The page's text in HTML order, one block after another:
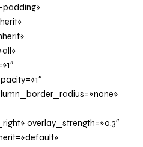
overlay_strength=»0.3″